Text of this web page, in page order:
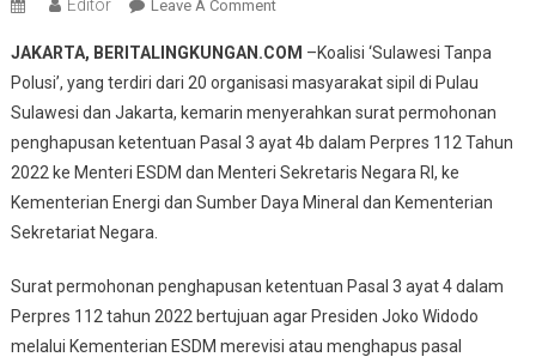
Editor Leave A CommentOn
‘Sulawesi
Tanpa
Polusi’
Desak
Revisi
Perpres
Hentikan
Pembangunan
JAKARTA, BERITALINGKUNGAN.COM –Koalisi ‘Sulawesi Tanpa
Polusi’, yang terdiri dari 20 organisasi masyarakat sipil di Pulau
Sulawesi dan Jakarta, kemarin menyerahkan surat permohonan
penghapusan ketentuan Pasal 3 ayat 4b dalam Perpres 112 Tahun
2022 ke Menteri ESDM dan Menteri Sekretaris Negara RI, ke
Kementerian Energi dan Sumber Daya Mineral dan Kementerian
Sekretariat Negara.
Surat permohonan penghapusan ketentuan Pasal 3 ayat 4 dalam
Perpres 112 tahun 2022 bertujuan agar Presiden Joko Widodo
melalui Kementerian ESDM merevisi atau menghapus pasal